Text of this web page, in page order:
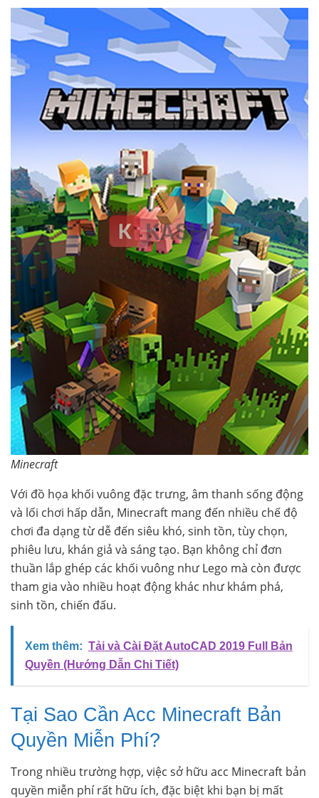
Minecraft
Với đồ họa khối vuông đặc trưng, âm thanh sống động
và lối chơi hấp dẫn, Minecraft mang đến nhiều chế độ
chơi đa dạng từ dễ đến siêu khó, sinh tồn, tùy chọn,
phiêu lưu, khán giả và sáng tạo. Bạn không chỉ đơn
thuần lắp ghép các khối vuông như Lego mà còn được
tham gia vào nhiều hoạt động khác như khám phá,
sinh tồn, chiến đấu.
Xem thêm: Tải và Cài Đặt AutoCAD 2019 Full Bản
Quyền (Hướng Dẫn Chi Tiết)
Tại Sao Cần Acc Minecraft Bản
Quyền Miễn Phí?
Trong nhiều trường hợp, việc sở hữu acc Minecraft bản
quyền miễn phí rất hữu ích, đặc biệt khi bạn bị mất